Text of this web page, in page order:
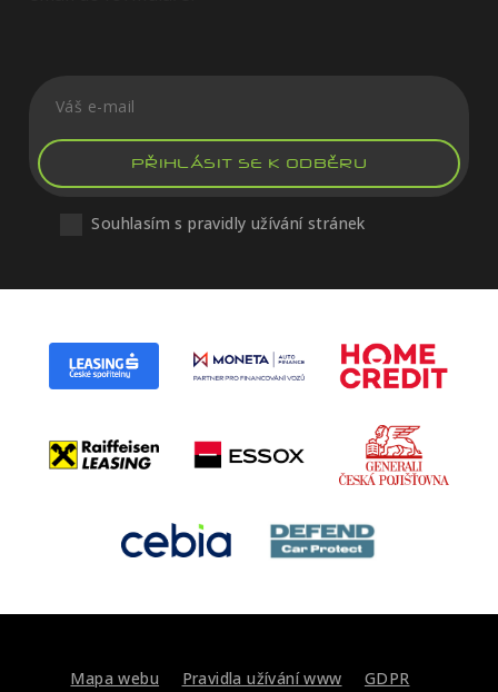
PŘIHLÁSIT SE K ODBĚRU
Souhlasím s pravidly užívání stránek
Mapa webu Pravidla užívání www
GDPR